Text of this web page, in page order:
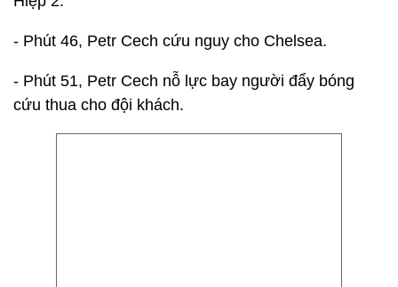
- Phút 46, Petr Cech cứu nguy cho Chelsea.
- Phút 51, Petr Cech nỗ lực bay người đẩy bóng
cứu thua cho đội khách.